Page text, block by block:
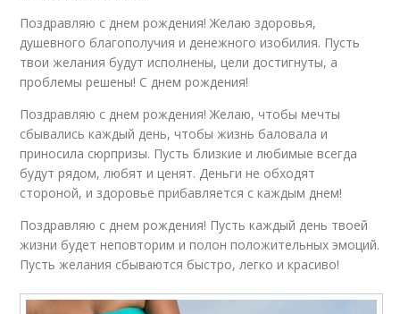
Поздравляю с днем рождения! Желаю здоровья,
душевного благополучия и денежного изобилия. Пусть
твои желания будут исполнены, цели достигнуты, а
проблемы решены! С днем рождения!
Поздравляю с днем рождения! Желаю, чтобы мечты
сбывались каждый день, чтобы жизнь баловала и
приносила сюрпризы. Пусть близкие и любимые всегда
будут рядом, любят и ценят. Деньги не обходят
стороной, и здоровье прибавляется с каждым днем!
Поздравляю с днем рождения! Пусть каждый день твоей
жизни будет неповторим и полон положительных эмоций.
Пусть желания сбываются быстро, легко и красиво!